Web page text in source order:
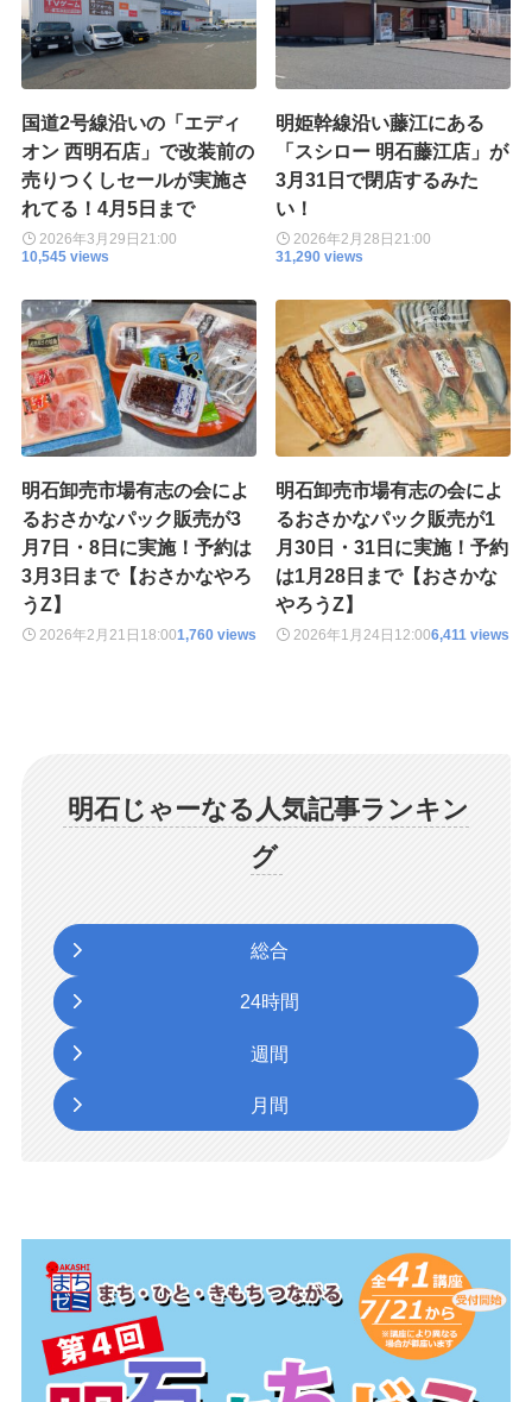
国道2号線沿いの「エディ
オン 西明石店」で改装前の
売りつくしセールが実施さ
れてる！4月5日まで
2026年3月29日 21:00
10,545 views
明姫幹線沿い藤江にある
「スシロー 明石藤江店」が
3月31日で閉店するみた
い！
2026年2月28日21:00
31,290 views
明石卸売市場有志の会によ
るおさかなパック販売が3
月7日・8日に実施！予約は
3月3日まで【おさかなやろ
うZ】
2026年2月21日 18:001,760 views
明石卸売市場有志の会によ
るおさかなパック販売が1
月30日・31日に実施！予約
は1月28日まで【おさかな
やろうZ】
2026年1月24日 12:006,411 views
明石じゃーなる人気記事ランキン
グ
総合
24時間
週間
月間